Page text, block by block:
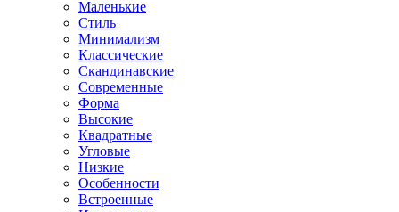
Маленькие
Стиль
Минимализм
Классические
Скандинавские
Современные
Форма
Высокие
Квадратные
Угловые
Низкие
Особенности
Встроенные